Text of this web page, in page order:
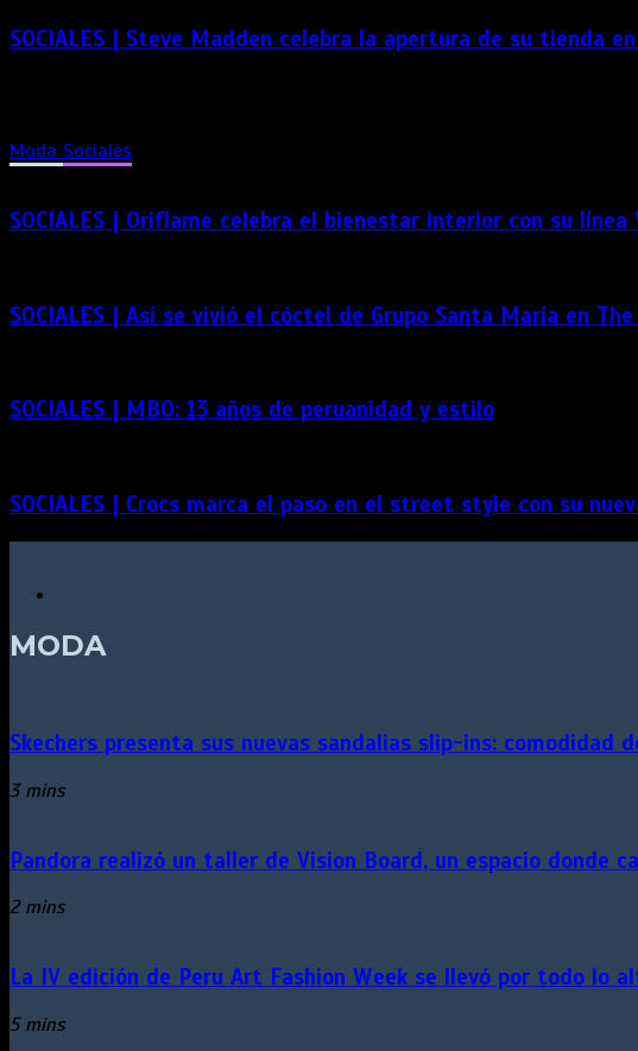
SOCIALES | Steve Madden celebra la apertura de su tienda
Moda Sociales
SOCIALES | Oriflame celebra el bienestar interior con su línea
SOCIALES | Así se vivió el cóctel de Grupo Santa María en
SOCIALES | MBO: 13 años de peruanidad y estilo
SOCIALES | Crocs marca el paso en el street style con su
MODA
Skechers presenta sus nuevas sandalias slip-ins: comodidad
3 mins
Pandora realizó un taller de Vision Board, un espacio donde
2 mins
La IV edición de Peru Art Fashion Week se llevó por todo lo
5 mins